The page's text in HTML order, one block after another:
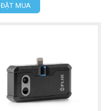
ĐẶT MUA